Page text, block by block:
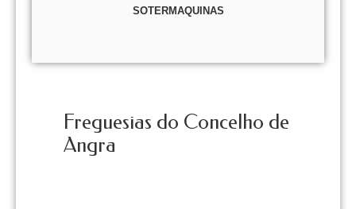
SOTERMAQUINAS
Freguesias do Concelho de
Angra